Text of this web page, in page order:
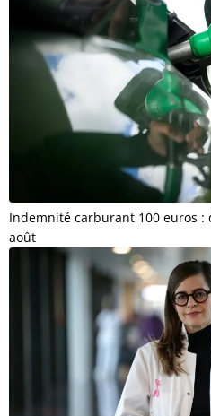
Indemnité carburant 100 euros :
août